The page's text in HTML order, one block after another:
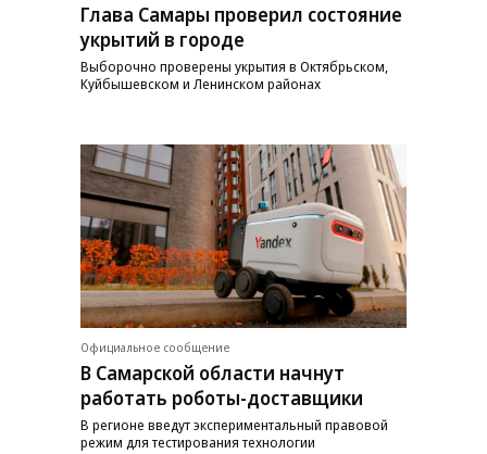
Глава Самары проверил состояние
укрытий в городе
Выборочно проверены укрытия в Октябрьском,
Куйбышевском и Ленинском районах
Официальное сообщение
В Самарской области начнут
работать роботы-доставщики
В регионе введут экспериментальный правовой
режим для тестирования технологии